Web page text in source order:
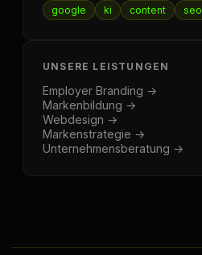
google ki content seo
UNSERE LEISTUNGEN
Employer Branding →
Markenbildung →
Webdesign →
Markenstrategie →
Unternehmensberatung →